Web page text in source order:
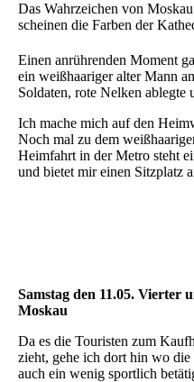
Das Wahrzeichen von
scheinen die Farben der
Einen anrührenden Moment
ein weißhaariger alter Mann
Soldaten, rote Nelken ablegte
Ich mache mich auf den
Noch mal zu dem
Heimfahrt in der Metro steht
und bietet mir einen Sitzplatz
Samstag den 11.05. Vierter
Moskau
Da es die Touristen zum
zieht, gehe ich dort hin wo
auch ein wenig sportlich